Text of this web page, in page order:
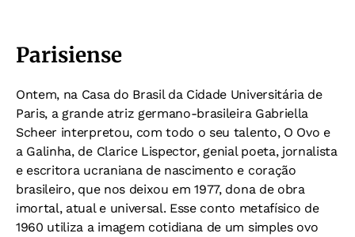
Parisiense
Ontem, na Casa do Brasil da Cidade Universitária de
Paris, a grande atriz germano-brasileira Gabriella
Scheer interpretou, com todo o seu talento, O Ovo e
a Galinha, de Clarice Lispector, genial poeta, jornalista
e escritora ucraniana de nascimento e coração
brasileiro, que nos deixou em 1977, dona de obra
imortal, atual e universal. Esse conto metafísico de
1960 utiliza a imagem cotidiana de um simples ovo